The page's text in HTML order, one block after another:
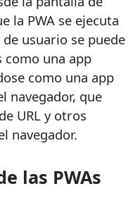
la PWA se ejecuta
usuario se puede
como una app
como una app
navegador, que
URL y otros
navegador.
las PWAs